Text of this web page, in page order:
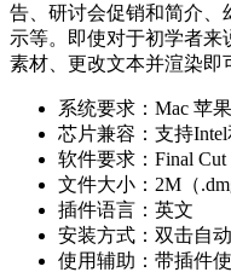
告、研讨会促销和简介、
示等。即使对于初学者来
素材、更改文本并渲染即
系统要求：Mac 苹
芯片兼容：支持
软件要求：Final
文件大小：2M（
插件语言：英文
安装方式：双击自
使用辅助：带插件